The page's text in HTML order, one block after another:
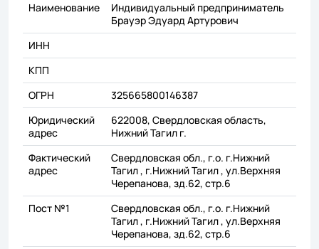
Наименование
Индивидуальный предприниматель
Брауэр Эдуард Артурович
ИНН
КПП
ОГРН
325665800146387
Юридический
адрес
622008, Свердловская область,
Нижний Тагил г.
Фактический
адрес
Свердловская обл., г.о. г.Нижний
Тагил , г.Нижний Тагил , ул.Верхняя
Черепанова, зд.62, стр.6
Пост №1
Свердловская обл., г.о. г.Нижний
Тагил , г.Нижний Тагил , ул.Верхняя
Черепанова, зд.62, стр.6